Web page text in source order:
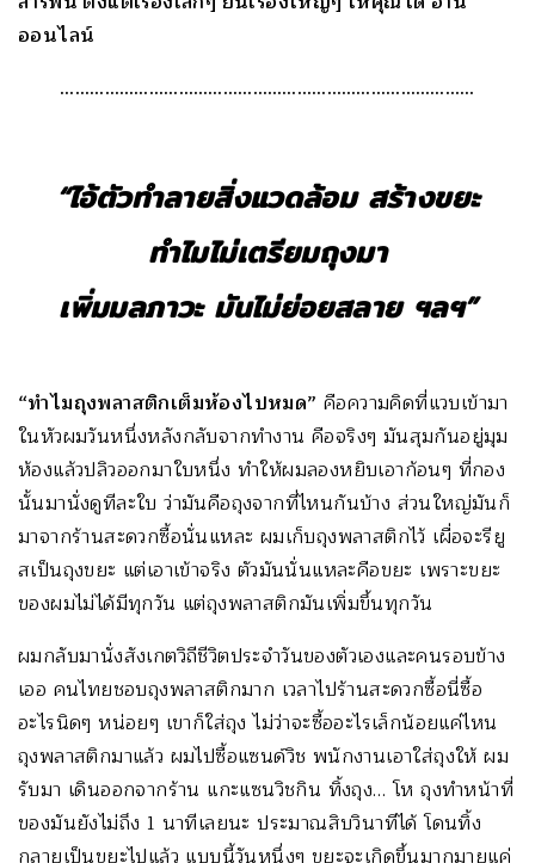
ออนไลน์
…………………………………………………………………………
“ไอ้ตัวทำลายสิ่งแวดล้อม สร้างขยะ
ทำไมไม่เตรียมถุงมา
เพิ่มมลภาวะ มันไม่ย่อยสลาย ฯลฯ”
“ทำไมถุงพลาสติกเต็มห้องไปหมด” คือความคิดที่แวบเข้ามา
ในหัวผมวันหนึ่งหลังกลับจากทำงาน คือจริงๆ มันสุมกันอยู่มุม
ห้องแล้วปลิวออกมาใบหนึ่ง ทำให้ผมลองหยิบเอาก้อนๆ ที่กอง
นั้นมานั่งดูทีละใบ ว่ามันคือถุงจากที่ไหนกันบ้าง ส่วนใหญ่มันก็
มาจากร้านสะดวกซื้อนั่นแหละ ผมเก็บถุงพลาสติกไว้ เผื่อจะรียู
สเป็นถุงขยะ แต่เอาเข้าจริง ตัวมันนั่นแหละคือขยะ เพราะขยะ
ของผมไม่ได้มีทุกวัน แต่ถุงพลาสติกมันเพิ่มขึ้นทุกวัน
ผมกลับมานั่งสังเกตวิถีชีวิตประจำวันของตัวเองและคนรอบข้าง
เออ คนไทยชอบถุงพลาสติกมาก เวลาไปร้านสะดวกซื้อนี่ซื้อ
อะไรนิดๆ หน่อยๆ เขาก็ใส่ถุง ไม่ว่าจะซื้ออะไรเล็กน้อยแค่ไหน
ถุงพลาสติกมาแล้ว ผมไปซื้อแซนด์วิช พนักงานเอาใส่ถุงให้ ผม
รับมา เดินออกจากร้าน แกะแซนวิชกิน ทิ้งถุง… โห ถุงทำหน้าที่
ของมันยังไม่ถึง 1 นาทีเลยนะ ประมาณสิบวินาทีได้ โดนทิ้ง
กลายเป็นขยะไปแล้ว แบบนี้วันหนึ่งๆ ขยะจะเกิดขึ้นมากมายแค่